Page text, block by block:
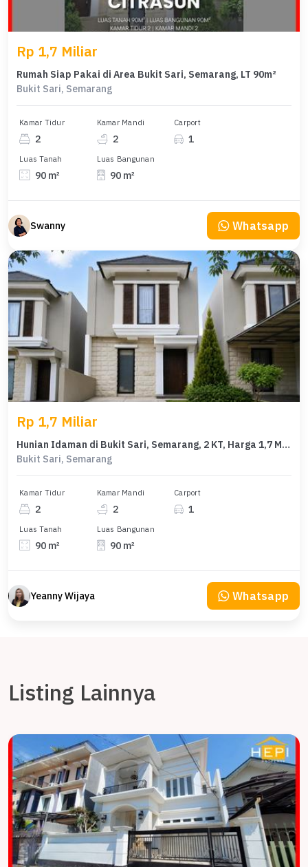
Rp 1,7 Miliar
Rumah Siap Pakai di Area Bukit Sari, Semarang, LT 90m²
Bukit Sari, Semarang
Kamar Tidur
2
Kamar Mandi
2
Carport
1
Luas Tanah
90 m²
Luas Bangunan
90 m²
Swanny Whatsapp
Rp 1,7 Miliar
Hunian Idaman di Bukit Sari, Semarang, 2 KT, Harga 1,7 Miliar
Bukit Sari, Semarang
Kamar Tidur
2
Kamar Mandi
2
Carport
1
Luas Tanah
90 m²
Luas Bangunan
90 m²
Yeanny Wijaya Whatsapp
Listing Lainnya